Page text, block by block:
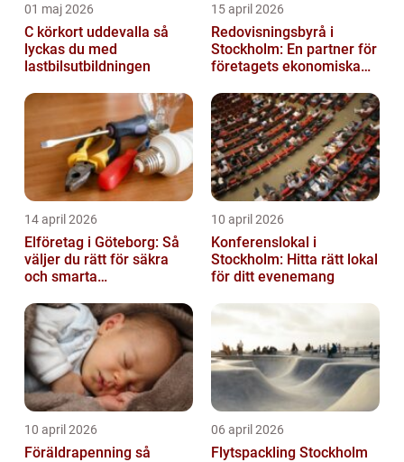
01 maj 2026
C körkort uddevalla så
lyckas du med
lastbilsutbildningen
15 april 2026
Redovisningsbyrå i
Stockholm: En partner för
företagets ekonomiska
14 april 2026
Elföretag i Göteborg: Så
väljer du rätt för säkra
och smarta
10 april 2026
Konferenslokal i
Stockholm: Hitta rätt lokal
för ditt evenemang
10 april 2026
Föräldrapenning så
06 april 2026
Flytspackling Stockholm